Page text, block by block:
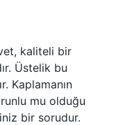
kaliteli bir
Üstelik bu
Kaplamanın
mu olduğu
bir sorudur.